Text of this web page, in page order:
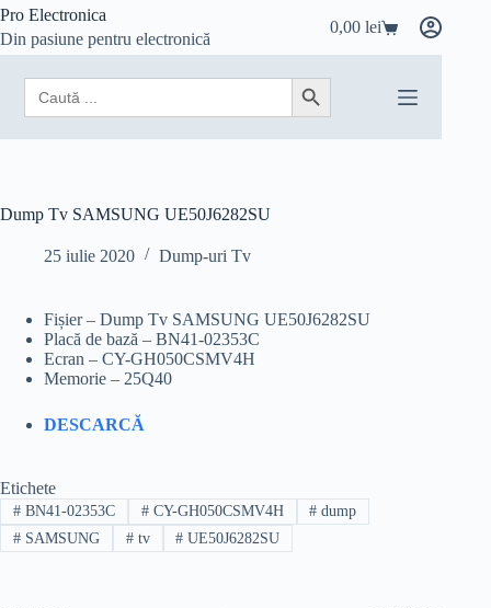
Sari
conținut
Pro Electronica
Din pasiune pentru electronică
Coș
de
cumpărături
0,00lei
Search
for:
Search Button
Dump Tv SAMSUNG UE50J6282SU
25 iulie 2020 Dump-uri Tv
Fișier – Dump Tv SAMSUNG UE50J6282SU
Placă de bază – BN41-02353C
Ecran – CY-GH050CSMV4H
Memorie – 25Q40
DESCARCĂ
Etichete
#BN41-02353C #CY-GH050CSMV4H # dump
#SAMSUNG #tv # UE50J6282SU